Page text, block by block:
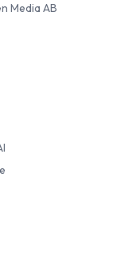
Media AB